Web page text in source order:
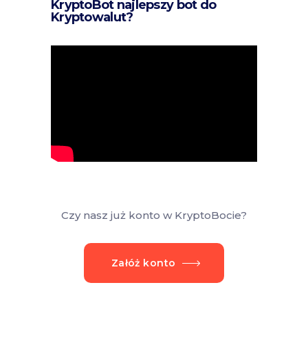
KryptoBot najlepszy bot do
Kryptowalut?
Czy nasz już konto w KryptoBocie?
Załóż konto